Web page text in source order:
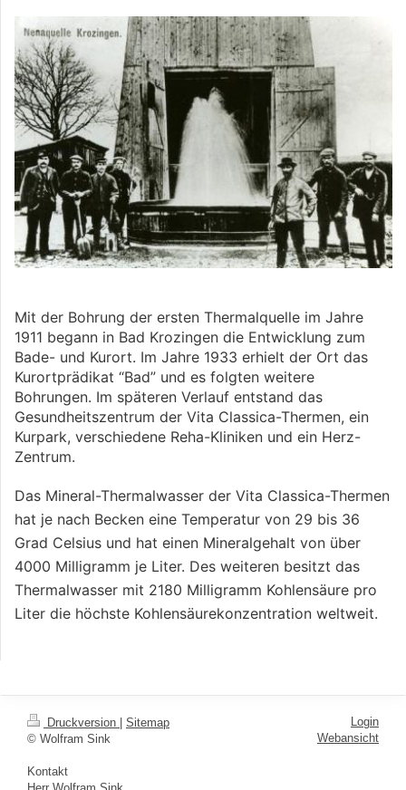
Mit der Bohrung der ersten Thermalquelle im Jahre
1911 begann in Bad Krozingen die Entwicklung zum
Bade- und Kurort. Im Jahre 1933 erhielt der Ort das
Kurortprädikat “Bad” und es folgten weitere
Bohrungen. Im späteren Verlauf entstand das
Gesundheitszentrum der Vita Classica-Thermen, ein
Kurpark, verschiedene Reha-Kliniken und ein Herz-
Zentrum.
Das Mineral-Thermalwasser der Vita Classica-Thermen
hat je nach Becken eine Temperatur von 29 bis 36
Grad Celsius und hat einen Mineralgehalt von über
4000 Milligramm je Liter. Des weiteren besitzt das
Thermalwasser mit 2180 Milligramm Kohlensäure pro
Liter die höchste Kohlensäurekonzentration weltweit.
Druckversion | Sitemap
© Wolfram Sink
Kontakt
Login
Webansicht